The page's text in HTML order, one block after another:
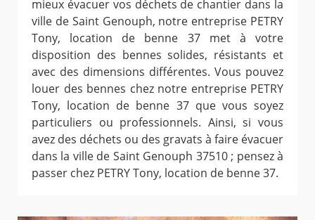
mieux évacuer vos déchets de chantier dans la
ville de Saint Genouph, notre entreprise PETRY
Tony, location de benne 37 met à votre
disposition des bennes solides, résistants et
avec des dimensions différentes. Vous pouvez
louer des bennes chez notre entreprise PETRY
Tony, location de benne 37 que vous soyez
particuliers ou professionnels. Ainsi, si vous
avez des déchets ou des gravats à faire évacuer
dans la ville de Saint Genouph 37510 ; pensez à
passer chez PETRY Tony, location de benne 37.